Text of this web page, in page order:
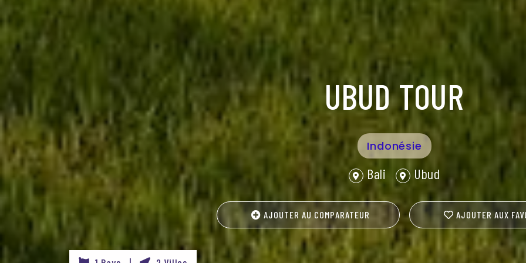
UBUD TOUR
Indonésie
Bali Ubud
AJOUTER AU COMPARATEUR AJOUTER AUX